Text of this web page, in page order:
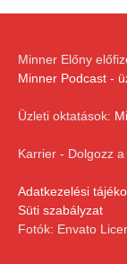
Minner Előny
Minner Podcast -
Üzleti oktatások:
Karrier - Dolgozz
Adatkezelési
Süti szabályzat
Fotók: Envato